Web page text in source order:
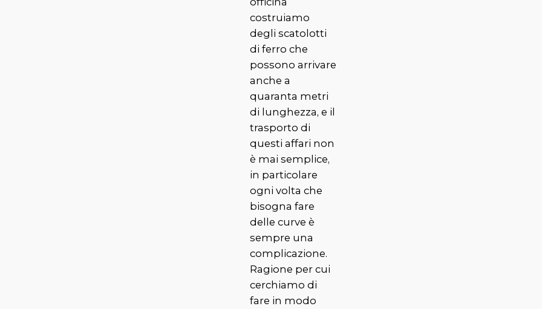
costruiamo
degli scatolotti
di ferro che
possono arrivare
anche a
quaranta metri
di lunghezza, e il
trasporto di
questi affari non
è mai semplice,
in particolare
ogni volta che
bisogna fare
delle curve è
sempre una
complicazione.
Ragione per cui
cerchiamo di
fare in modo